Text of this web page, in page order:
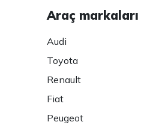
Araç markaları
Audi
Toyota
Renault
Fiat
Peugeot